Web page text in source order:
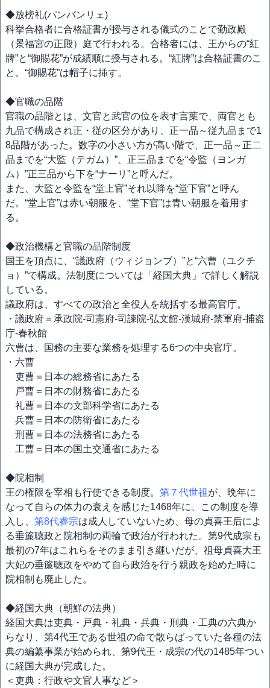
◆放榜礼(パンバンリェ)
科挙合格者に合格証書が授与される儀式のことで勤政殿
（景福宮の正殿）庭で行われる。合格者には、王からの“紅
牌”と“御賜花”が成績順に授与される。“紅牌”は合格証書のこ
と。“御賜花”は帽子に挿す。
◆官職の品階
官職の品階とは、文官と武官の位を表す言葉で、両官とも
九品で構成され正・従の区分があり、正一品～従九品まで1
8品階があった。数字の小さい方が高い階で、正一品～正二
品までを“大監（テガム）”、正三品までを“令監（ヨンガ
ム）”正三品から下を“ナーリ”と呼んだ。
また、大監と令監を“堂上官”それ以降を“堂下官”と呼ん
だ。“堂上官”は赤い朝服を、“堂下官”は青い朝服を着用す
る。
◆政治機構と官職の品階制度
国王を頂点に、“議政府（ウィジョンブ）”と“六曹（ユクチ
ョ）”で構成。法制度については「経国大典」で詳しく解説
している。
議政府は、すべての政治と全役人を統括する最高官庁。
・議政府＝承政院-司憲府-司諫院-弘文館-漢城府-禁軍府-捕盗
庁-春秋館
六曹は、国務の主要な業務を処理する6つの中央官庁。
・六曹
吏曹＝日本の総務省にあたる
戸曹＝日本の財務省にあたる
礼曹＝日本の文部科学省にあたる
兵曹＝日本の防衛省にあたる
刑曹＝日本の法務省にあたる
工曹＝日本の国土交通省にあたる
◆院相制
王の権限を宰相も行使できる制度。 第７代世祖 が、晩年に
なって自らの体力の衰えを感じた1468年に、この制度を導
入し、 第8代睿宗は成人していないため、母の貞喜王后によ
る垂簾聴政と院相制の両輪で政治が行われた。第9代成宗も
最初の7年はこれらをそのまま引き継いだが、祖母貞喜大王
大妃の垂簾聴政をやめて自ら政治を行う親政を始めた時に
院相制も廃止した。
◆経国大典（朝鮮の法典）
経国大典は吏典・戸典・礼典・兵典・刑典・工典の六典か
らなり、第4代王である世祖の命で散らばっていた各種の法
典の編纂事業が始められ、第9代王・成宗の代の1485年つい
に経国大典が完成した。
＜吏典：行政や文官人事など＞